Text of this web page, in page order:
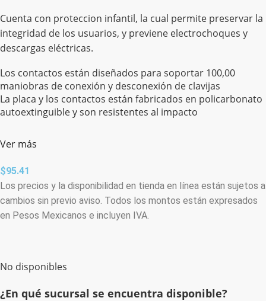
Cuenta con proteccion infantil, la cual permite preservar la
integridad de los usuarios, y previene electrochoques y
descargas eléctricas.
Los contactos están diseñados para soportar 100,00
maniobras de conexión y desconexión de clavijas
La placa y los contactos están fabricados en policarbonato
autoextinguible y son resistentes al impacto
Ver más
$95.41
Los precios y la disponibilidad en tienda en línea están sujetos a
cambios sin previo aviso. Todos los montos están expresados
en Pesos Mexicanos e incluyen IVA.
No disponibles
¿En qué sucursal se encuentra disponible?